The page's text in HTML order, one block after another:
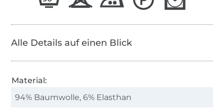
Alle Details auf einen Blick
Material:
94% Baumwolle, 6% Elasthan